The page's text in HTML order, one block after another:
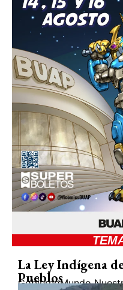
La Ley Indígena
Pueblos
GobiernoMundo